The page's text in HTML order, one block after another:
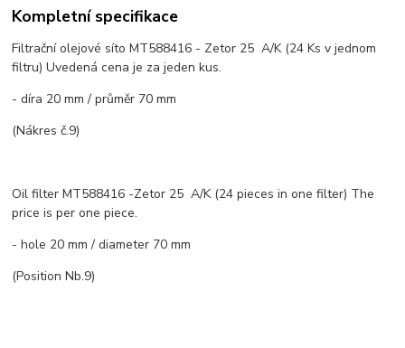
Kompletní specifikace
Filtrační olejové síto MT588416 - Zetor 25 A/K (24 Ks v jednom
filtru) Uvedená cena je za jeden kus.
- díra 20 mm / průměr 70 mm
(Nákres č.9)
Oil filter MT588416 -Zetor 25 A/K (24 pieces in one filter) The
price is per one piece.
- hole 20 mm / diameter 70 mm
(Position Nb.9)